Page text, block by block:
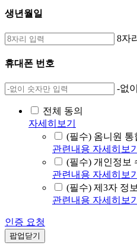
생년월일
8자
휴대폰 번호
-없
전체 동의
자세히보기
(필수) 옴니원
관련내용 자세히보기
(필수) 개인정보
관련내용 자세히보기
(필수) 제3자 정
관련내용 자세히보기
인증 요청
팝업닫기